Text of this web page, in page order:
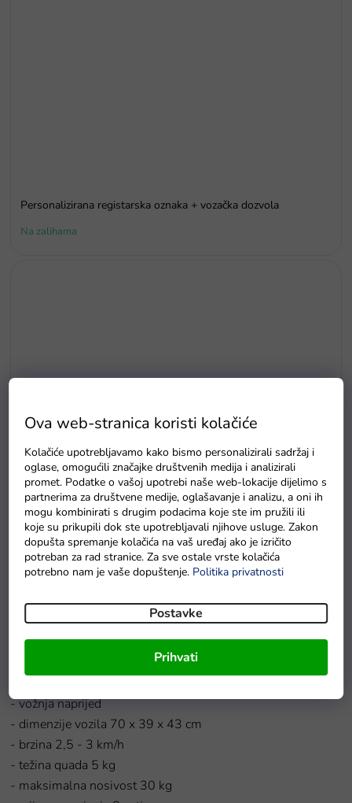
Ova web-stranica koristi kolačiće
Kolačiće upotrebljavamo kako bismo personalizirali sadržaj i
oglase, omogućili značajke društvenih medija i analizirali
promet. Podatke o vašoj upotrebi naše web-lokacije dijelimo s
partnerima za društvene medije, oglašavanje i analizu, a oni ih
mogu kombinirati s drugim podacima koje ste im pružili ili
koje su prikupili dok ste upotrebljavali njihove usluge. Zakon
dopušta spremanje kolačića na vaš uređaj ako je izričito
potreban za rad stranice. Za sve ostale vrste kolačića
potrebno nam je vaše dopuštenje. Politika privatnosti
Postavke
Prihvati
Personalizirana registarska oznaka + vozačka dozvola
Na zalihama
Vodootporna zaštitna cerada za električni auto S
Na zalihama
Detaljan opis proizvoda
Tehnički podacielektričnog quada Little Monster:
- vožnja naprijed
- dimenzije vozila 70 x 39 x 43 cm
- brzina 2,5 - 3 km/h
- težina quada 5 kg
- maksimalna nosivost 30 kg